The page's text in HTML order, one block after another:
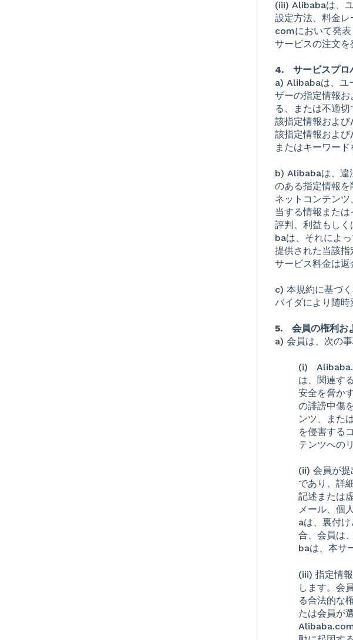
(iii) Alibabaは、
設定方法、料金
comにおいて発
サービスの注文を
4. サービスプロ
a) Alibabaは、ユ
ザーの指定情報
る、または不適
該指定情報およ
該指定情報およ
またはキーワード
b) Alibabaは、違
のある指定情報
ネットコンテン
当する情報また
評判、利益もし
baは、それによ
提供された当該
サービス料金は返
c) 本規約に基づ
バイダにより随時
5. 会員の権利お
a) 会員は、次の
(i)
は、関連す
安全を脅か
の誹謗中傷
ンツ、また
を侵害する
テンツへの
(ii) 会員が提
であり、詳
記述または
メール、個
aは、裏付
合、会員は
baは、本サ
(iii) 指定情
します。会
る合法的な
たは会員が